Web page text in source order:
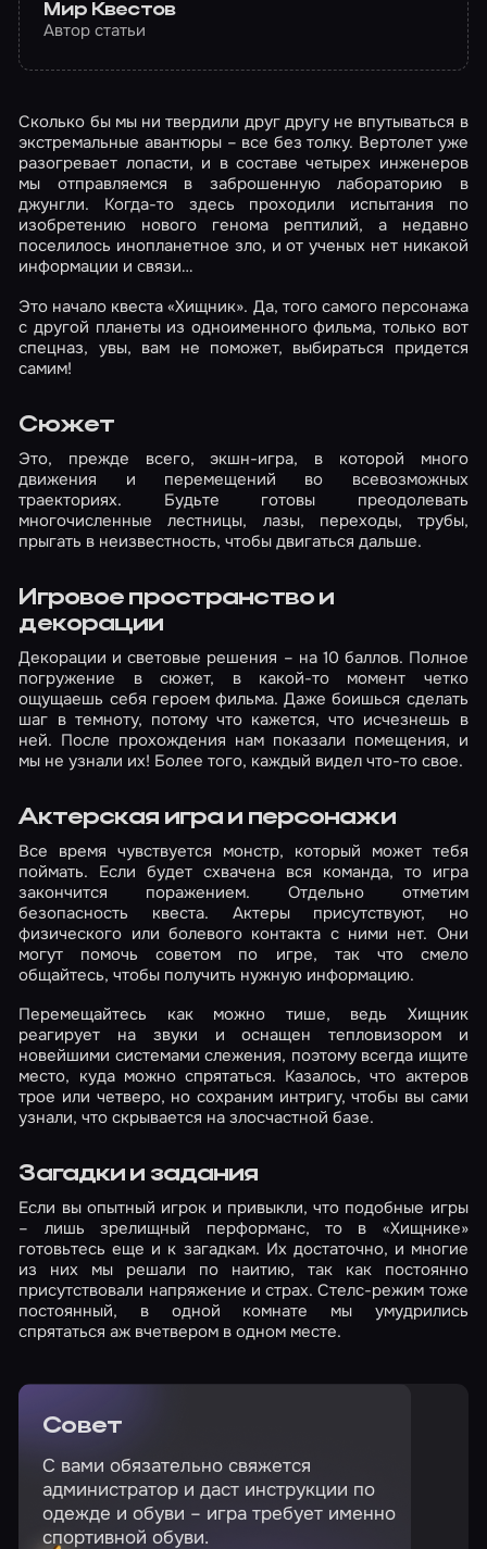
Мир Квестов
Автор статьи
Сколько бы мы ни твердили друг другу не впутываться в
экстремальные авантюры – все без толку. Вертолет уже
разогревает лопасти, и в составе четырех инженеров
мы отправляемся в заброшенную лабораторию в
джунгли. Когда-то здесь проходили испытания по
изобретению нового генома рептилий, а недавно
поселилось инопланетное зло, и от ученых нет никакой
информации и связи…
Это начало квеста «Хищник». Да, того самого персонажа
с другой планеты из одноименного фильма, только вот
спецназ, увы, вам не поможет, выбираться придется
самим!
Сюжет
Это, прежде всего, экшн-игра, в которой много
движения и перемещений во всевозможных
траекториях. Будьте готовы преодолевать
многочисленные лестницы, лазы, переходы, трубы,
прыгать в неизвестность, чтобы двигаться дальше.
Игровое пространство и
декорации
Декорации и световые решения – на 10 баллов. Полное
погружение в сюжет, в какой-то момент четко
ощущаешь себя героем фильма. Даже боишься сделать
шаг в темноту, потому что кажется, что исчезнешь в
ней. После прохождения нам показали помещения, и
мы не узнали их! Более того, каждый видел что-то свое.
Актерская игра и персонажи
Все время чувствуется монстр, который может тебя
поймать. Если будет схвачена вся команда, то игра
закончится поражением. Отдельно отметим
безопасность квеста. Актеры присутствуют, но
физического или болевого контакта с ними нет. Они
могут помочь советом по игре, так что смело
общайтесь, чтобы получить нужную информацию.
Перемещайтесь как можно тише, ведь Хищник
реагирует на звуки и оснащен тепловизором и
новейшими системами слежения, поэтому всегда ищите
место, куда можно спрятаться. Казалось, что актеров
трое или четверо, но сохраним интригу, чтобы вы сами
узнали, что скрывается на злосчастной базе.
Загадки и задания
Если вы опытный игрок и привыкли, что подобные игры
– лишь зрелищный перформанс, то в «Хищнике»
готовьтесь еще и к загадкам. Их достаточно, и многие
из них мы решали по наитию, так как постоянно
присутствовали напряжение и страх. Стелс-режим тоже
постоянный, в одной комнате мы умудрились
спрятаться аж вчетвером в одном месте.
Совет
С вами обязательно свяжется
администратор и даст инструкции по
одежде и обуви – игра требует именно
спортивной обуви.